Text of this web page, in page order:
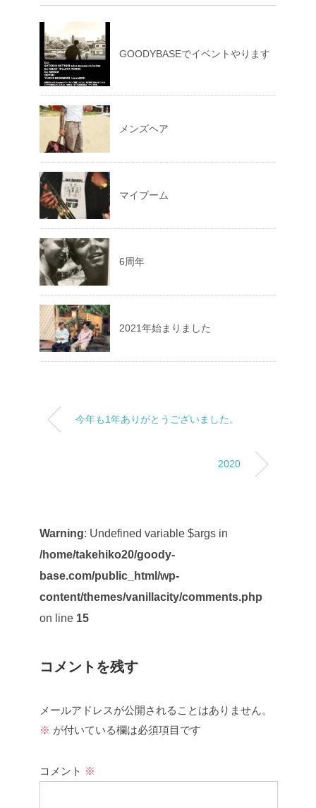
GOODYBASEでイベントやります
メンズヘア
マイブーム
6周年
2021年始まりました
今年も1年ありがとうございました。
2020
Warning: Undefined variable $args in
/home/takehiko20/goody-
base.com/public_html/wp-
content/themes/vanillacity/comments.php
on line 15
コメントを残す
メールアドレスが公開されることはありません。
※ が付いている欄は必須項目です
コメント ※